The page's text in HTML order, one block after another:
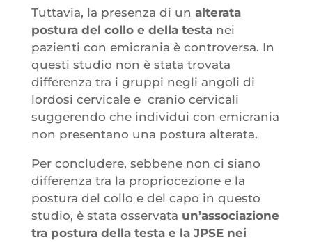
Tuttavia, la presenza di un alterata
postura del collo e della testanei
pazienti con emicrania è controversa. In
questi studio non è stata trovata
differenza tra i gruppi negli angoli di
lordosi cervicale e cranio cervicali
suggerendo che individui con emicrania
non presentano una postura alterata.
Per concludere, sebbene non ci siano
differenza tra la propriocezione e la
postura del collo e del capo in questo
studio, è stata osservata un’associazione
tra postura della testa e la JPSE nei